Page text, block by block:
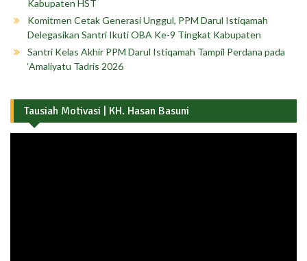
Kabupaten HST
Komitmen Cetak Generasi Unggul, PPM Darul Istiqamah
Delegasikan Santri Ikuti OBA Ke-9 Tingkat Kabupaten
Santri Kelas Akhir PPM Darul Istiqamah Tampil Perdana pada
‘Amaliyatu Tadris 2026
Tausiah Motivasi | KH. Hasan Basuni